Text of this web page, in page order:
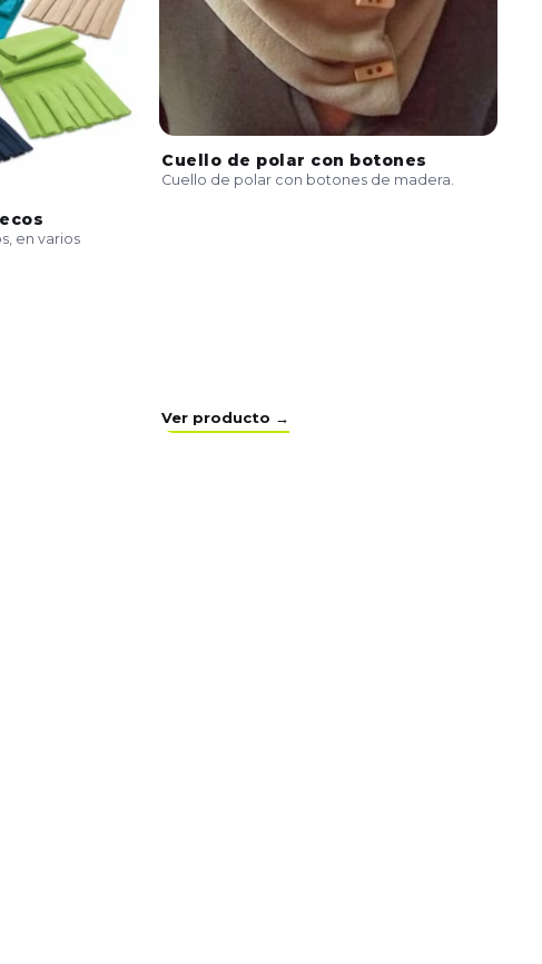
en varios
Cuello de polar con botones
Cuello de polar con botones de madera.
Ver producto →